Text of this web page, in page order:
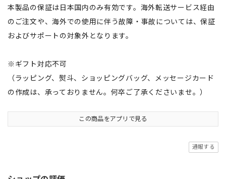
本製品の保証は日本国内のみ有効です。海外転送サービス経由
のご注文や、海外での使用に伴う故障・事故については、保証
およびサポートの対象外となります。
※ギフト対応不可
（ラッピング、熨斗、ショッピングバッグ、メッセージカード
の作成は、承っておりません。何卒ご了承くださいませ。）
この商品をアプリで見る
通報する